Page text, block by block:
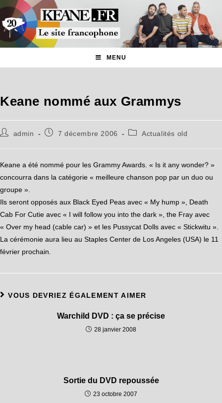
MENU
Keane nommé aux Grammys
admin 7 décembre 2006 Actualités old
Keane a été nommé pour les Grammy Awards. « Is it any wonder? »
concourra dans la catégorie « meilleure chanson pop par un duo ou
groupe ».
Ils seront opposés aux Black Eyed Peas avec « My hump », Death
Cab For Cutie avec « I will follow you into the dark », the Fray avec
« Over my head (cable car) » et les Pussycat Dolls avec « Stickwitu ».
La cérémonie aura lieu au Staples Center de Los Angeles (USA) le 11
février prochain.
VOUS DEVRIEZ ÉGALEMENT AIMER
Warchild DVD : ça se précise
28 janvier 2008
Sortie du DVD repoussée
23 octobre 2007